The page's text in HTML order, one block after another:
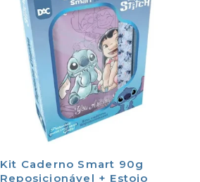
Kit Caderno Smart 90g
Reposicionável + Estojo